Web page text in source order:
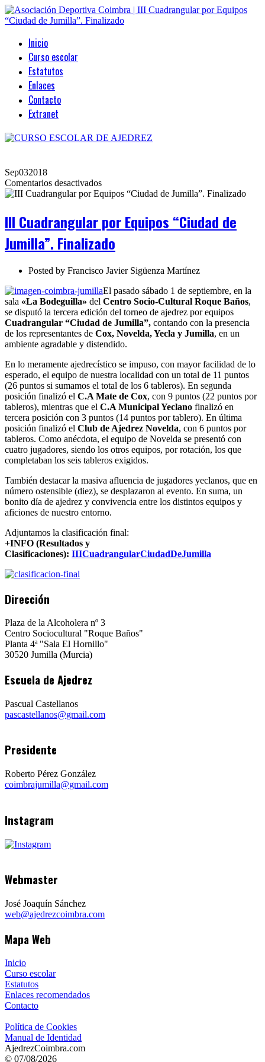
Inicio
Curso escolar
Estatutos
Enlaces
Contacto
Extranet
Sep032018
Comentarios desactivadosen
III
Equipos
de
Finalizado
III Cuadrangular por Equipos “Ciudad de
Jumilla”. Finalizado
Posted by Francisco Javier Sigüenza Martínez
El pasado sábado 1 de septiembre, en la
sala «La Bodeguilla» del Centro Socio-Cultural Roque Baños,
se disputó la tercera edición del torneo de ajedrez por equipos
Cuadrangular “Ciudad de Jumilla”, contando con la presencia
de los representantes de Cox, Novelda, Yecla y Jumilla, en un
ambiente agradable y distendido.
En lo meramente ajedrecístico se impuso, con mayor facilidad de lo
esperado, el equipo de nuestra localidad con un total de 11 puntos
(26 puntos si sumamos el total de los 6 tableros). En segunda
posición finalizó el C.A Mate de Cox, con 9 puntos (22 puntos por
tableros), mientras que el C.A Municipal Yeclano finalizó en
tercera posición con 3 puntos (14 puntos por tablero). En última
posición finalizó el Club de Ajedrez Novelda, con 6 puntos por
tableros. Como anécdota, el equipo de Novelda se presentó con
cuatro jugadores, siendo los otros equipos, por rotación, los que
completaban los seis tableros exigidos.
También destacar la masiva afluencia de jugadores yeclanos, que en
número ostensible (diez), se desplazaron al evento. En suma, un
bonito día de ajedrez y convivencia entre los distintos equipos y
aficiones de nuestro entorno.
Adjuntamos la clasificación final:
+INFO (Resultados y
Clasificaciones): IIICuadrangularCiudadDeJumilla
Dirección
Plaza de la Alcoholera nº 3
Centro Sociocultural "Roque Baños"
Planta 4ª "Sala El Hornillo"
30520 Jumilla (Murcia)
Escuela de Ajedrez
Pascual Castellanos
pascastellanos@gmail.com
Presidente
Roberto Pérez González
coimbrajumilla@gmail.com
Instagram
Webmaster
José Joaquín Sánchez
web@ajedrezcoimbra.com
Mapa Web
Inicio
Curso escolar
Estatutos
Enlaces recomendados
Contacto
Política de Cookies
Manual de Identidad
AjedrezCoimbra.com
© 07/08/2026